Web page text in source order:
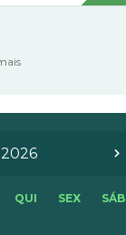
2026
QUI SEX SÁB